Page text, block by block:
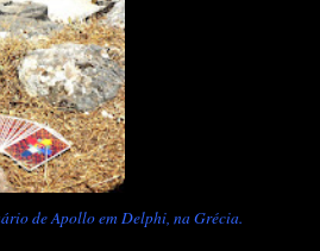
de Apollo em Delphi, na Grécia.